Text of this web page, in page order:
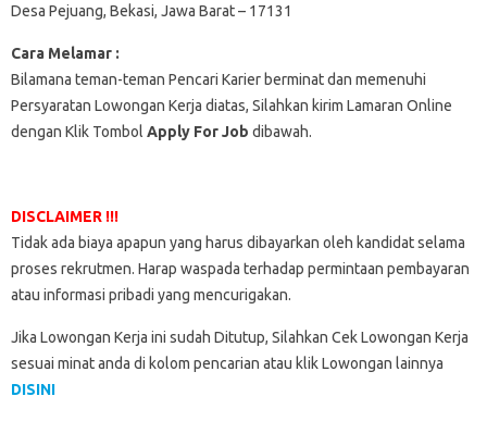
Desa Pejuang, Bekasi, Jawa Barat – 17131
Cara Melamar :
Bilamana teman-teman Pencari Karier berminat dan memenuhi
Persyaratan Lowongan Kerja diatas, Silahkan kirim Lamaran Online
dengan Klik Tombol Apply For Job dibawah.
DISCLAIMER !!!
Tidak ada biaya apapun yang harus dibayarkan oleh kandidat selama
proses rekrutmen. Harap waspada terhadap permintaan pembayaran
atau informasi pribadi yang mencurigakan.
Jika Lowongan Kerja ini sudah Ditutup, Silahkan Cek Lowongan Kerja
sesuai minat anda di kolom pencarian atau klik Lowongan lainnya
DISINI